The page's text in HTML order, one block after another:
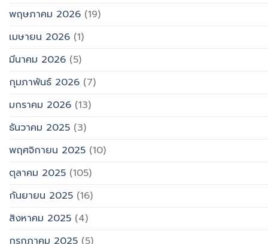
พฤษภาคม 2026 (19)
เมษายน 2026 (1)
มีนาคม 2026 (5)
กุมภาพันธ์ 2026 (7)
มกราคม 2026 (13)
ธันวาคม 2025 (3)
พฤศจิกายน 2025 (10)
ตุลาคม 2025 (105)
กันยายน 2025 (16)
สิงหาคม 2025 (4)